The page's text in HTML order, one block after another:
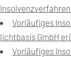
Vorläufiges
lichtbasis GmbH
Vorläufiges